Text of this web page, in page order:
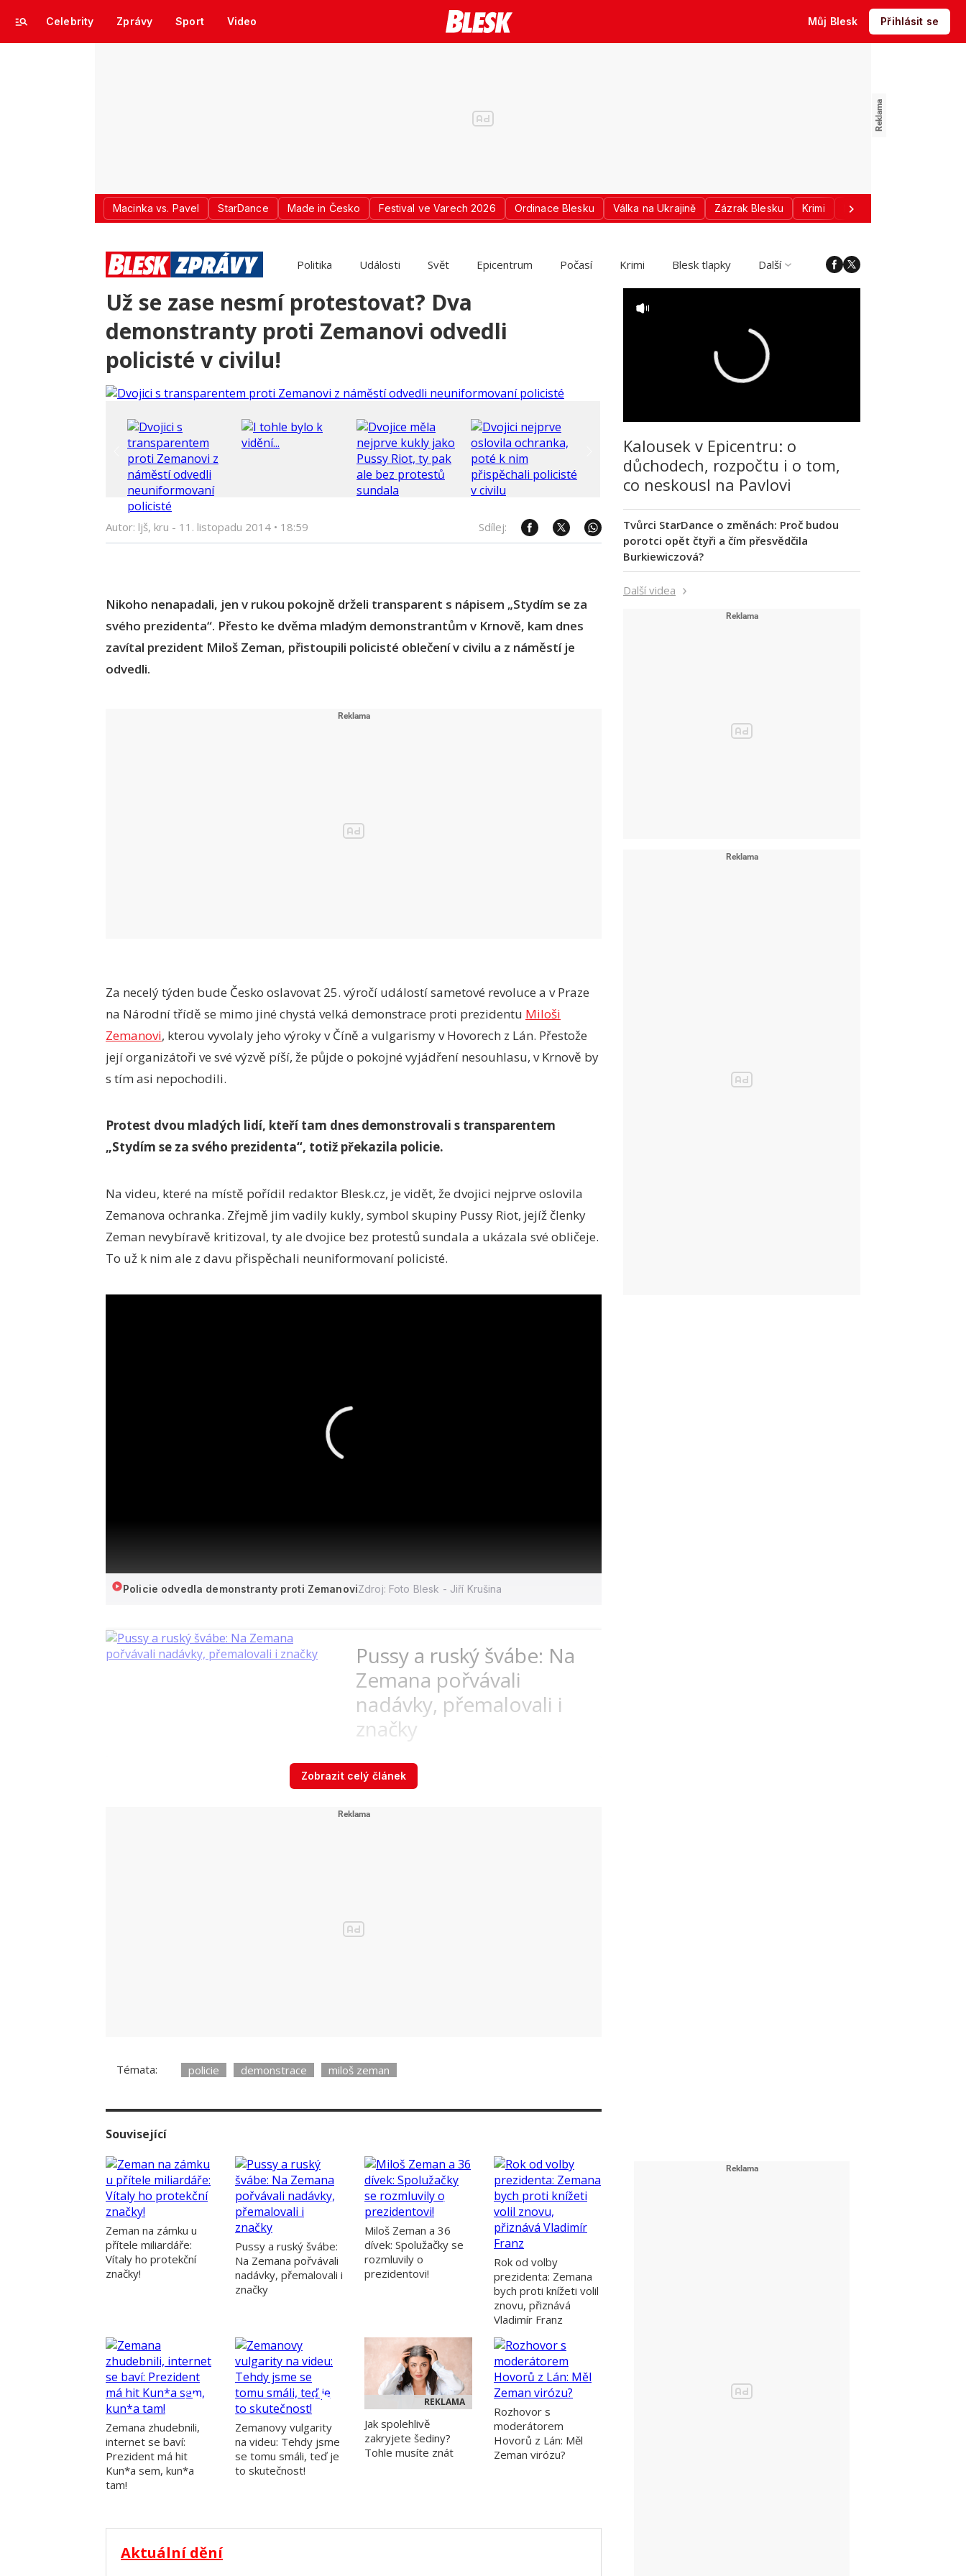
Celebrity Zprávy Sport Video Můj Blesk Přihlásit se
Macinka vs. Pavel StarDance Made in Česko Festival ve Varech 2026 Ordinace Blesku Válka na Ukrajině Zázrak Blesku Krimi Donald Trump
Politika Události Svět Epicentrum Počasí Krimi Blesk tlapky Další
Už se zase nesmí protestovat? Dva
demonstranty proti Zemanovi odvedli
policisté v civilu!
Autor: ljš, kru - 11. listopadu 2014 • 18:59 Sdílej:
Nikoho nenapadali, jen v rukou pokojně drželi transparent s nápisem „Stydím se za
svého prezidenta“. Přesto ke dvěma mladým demonstrantům v Krnově, kam dnes
zavítal prezident Miloš Zeman, přistoupili policisté oblečení v civilu a z náměstí je
odvedli.
Za necelý týden bude Česko oslavovat 25. výročí událostí sametové revoluce a v Praze
na Národní třídě se mimo jiné chystá velká demonstrace proti prezidentu Miloši
Zemanovi, kterou vyvolaly jeho výroky v Číně a vulgarismy v Hovorech z Lán. Přestože
její organizátoři ve své výzvě píší, že půjde o pokojné vyjádření nesouhlasu, v Krnově by
s tím asi nepochodili.
Protest dvou mladých lidí, kteří tam dnes demonstrovali s transparentem
„Stydím se za svého prezidenta“, totiž překazila policie.
Na videu, které na místě pořídil redaktor Blesk.cz, je vidět, že dvojici nejprve oslovila
Zemanova ochranka. Zřejmě jim vadily kukly, symbol skupiny Pussy Riot, jejíž členky
Zeman nevybíravě kritizoval, ty ale dvojice bez protestů sundala a ukázala své obličeje.
To už k nim ale z davu přispěchali neuniformovaní policisté.
Policie odvedla demonstranty proti ZemanoviZdroj: Foto Blesk - Jiří Krušina
Pussy a ruský švábe: Na
Zemana pořvávali
nadávky, přemalovali i
značky
„Nic jsme neudělali, takže nás odvést nemůžete,“řekl směrem k policistům
demonstrant Dominik Novotný (27), když se ho snažili přimět k odchodu. Policisté ale
Zobrazit celý článek
Témata: policie demonstrace miloš zeman
Související
Zeman na zámku u
přítele miliardáře:
Vítaly ho protekční
značky!
Pussy a ruský švábe:
Na Zemana pořvávali
nadávky, přemalovali i
značky
Miloš Zeman a 36
dívek: Spolužačky se
rozmluvily o
prezidentovi!
Rok od volby
prezidenta: Zemana
bych proti knížeti volil
znovu, přiznává
Vladimír Franz
Zemana zhudebnili,
internet se baví:
Prezident má hit
Kun*a sem, kun*a
tam!
Zemanovy vulgarity
na videu: Tehdy jsme
se tomu smáli, teď je
to skutečnost!
REKLAMA
Jak spolehlivě
zakryjete šediny?
Tohle musíte znát
Rozhovor s
moderátorem
Hovorů z Lán: Měl
Zeman virózu?
Aktuální dění
Kalousek v Epicentru: o
důchodech, rozpočtu i o tom,
co neskousl na Pavlovi
Tvůrci StarDance o změnách: Proč budou
porotci opět čtyři a čím přesvědčila
Burkiewiczová?
Další videa